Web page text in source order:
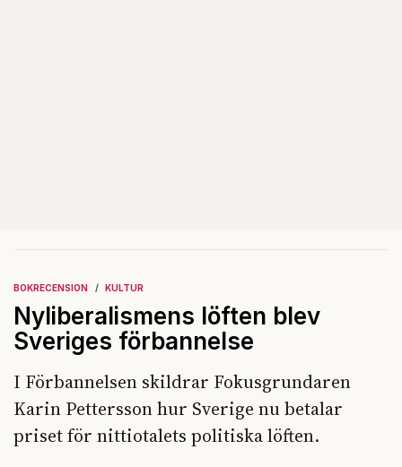
BOKRECENSION KULTUR
Nyliberalismens löften blev
Sveriges förbannelse
I Förbannelsen skildrar Fokusgrundaren
Karin Pettersson hur Sverige nu betalar
priset för nittiotalets politiska löften.